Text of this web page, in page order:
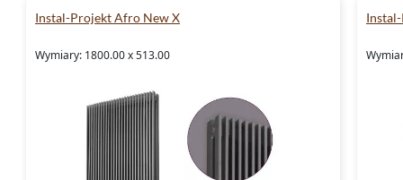
Instal-Projekt Afro New X
Wymiary: 1800.00 x 513.00